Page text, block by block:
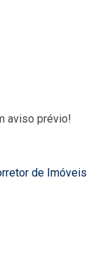
aviso prévio!
de Imóveis